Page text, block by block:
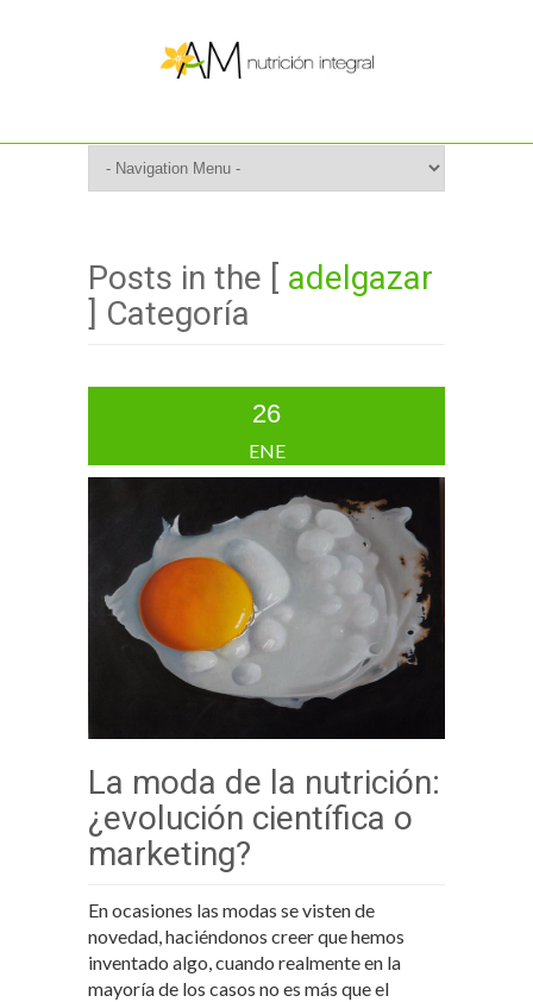
Posts in the [ adelgazar
] Categoría
26
ENE
La moda de la nutrición:
¿evolución científica o
marketing?
En ocasiones las modas se visten de
novedad, haciéndonos creer que hemos
inventado algo, cuando realmente en la
mayoría de los casos no es más que el